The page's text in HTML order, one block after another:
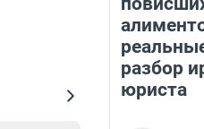
разбор
юриста